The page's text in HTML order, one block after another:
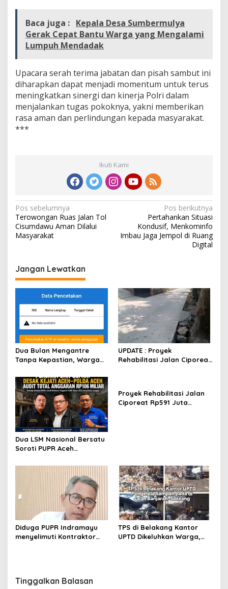
J
R
A
O
L
D
A
J
A
Baca juga : Kepala Desa Sumbermulya
Gerak Cepat Bantu Warga yang Mengalami
Lumpuh Mendadak
Upacara serah terima jabatan dan pisah sambut ini
diharapkan dapat menjadi momentum untuk terus
meningkatkan sinergi dan kinerja Polri dalam
menjalankan tugas pokoknya, yakni memberikan
rasa aman dan perlindungan kepada masyarakat.
***
Ikuti Kami
N
a
v
g
a
p
o
s
Pos sebelumnya
Terowongan Ruas Jalan Tol
Cisumdawu Aman Dilalui
Masyarakat
Pos berikutnya
Pertahankan Situasi
Kondusif, Menkominfo
Imbau Jaga Jempol di Ruang
Digital
Jangan Lewatkan
Dua Bulan Mengantre
Tanpa Kepastian, Warga
KTP-el di Kota Bandung;
Kecamatan Babakan
Ciparay Sebut Blangko
Terbatas
UPDATE : Proyek
Rehabilitasi Jalan Ciporeat
Dua LSM Nasional Bersatu
Soroti PUPR Aceh
GEPARI Desak Kejati Aceh–
Polda Aceh Audit Total
Anggaran Rp106 Miliar
Proyek Rehabilitasi Jalan
Ciporeat Rp591 Juta
Diduga PUPR Indramayu
menyelimuti Kontraktor
TPS di Belakang Kantor
UPTD Dikeluhkan Warga,
Tinggalkan Balasan